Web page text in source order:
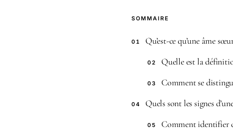
SOMMAIRE
01 Qu’est-ce qu’une âme
02 Quelle est la
03 Comment se
04 Quels sont les signes
05 Comment identifier